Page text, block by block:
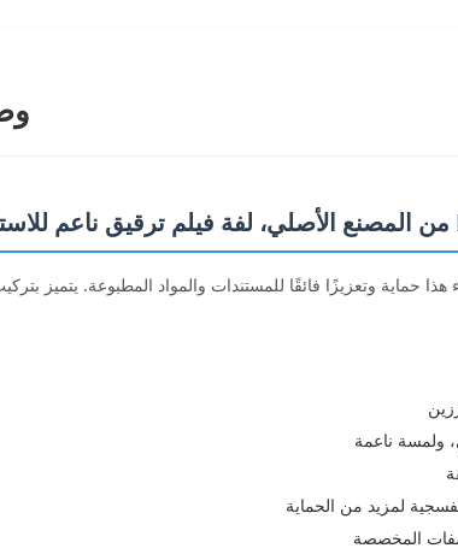
هذا حماية وتعزيزًا فائقًا للمستندات والمواد المطبوعة. يتميز
ولمسة ناعمة
لمزيد من الحماية
المخصصة